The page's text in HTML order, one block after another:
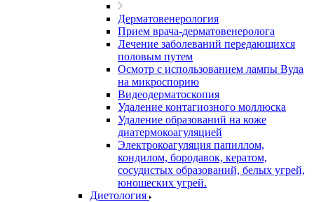
Дерматовенерология
Прием врача-дерматовенеролога
Лечение заболеваний передающихся
половым путем
Осмотр с использованием лампы Вуда
на микроспорию
Видеодерматоскопия
Удаление контагиозного моллюска
Удаление образований на коже
диатермокоагуляцией
Электрокоагуляция папиллом,
кондилом, бородавок, кератом,
сосудистых образований, белых угрей,
юношеских угрей.
Диетология